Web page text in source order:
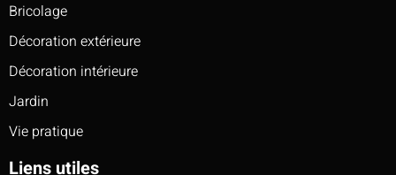
Bricolage
Décoration extérieure
Décoration intérieure
Jardin
Vie pratique
Liens utiles